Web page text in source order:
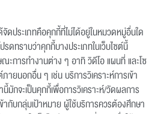
จัดประเภทคือคุกกี้ที่ไม่ได้อยู่ในหมวดหมู่อื่นใด
ดทราบว่าคุกกี้บางประเภทในเว็บไซต์นี้
ะการทำงานต่าง ๆ อาทิ วิดีโอ แผนที่ และโซ
ายนอกอื่น ๆ เช่น บริการวิเคราะห์การเข้า
มักจะเป็นคุกกี้เพื่อการวิเคราะห์/วัดผลการ
ากับกลุ่มเป้าหมาย ผู้ใช้บริการควรต้องศึกษา